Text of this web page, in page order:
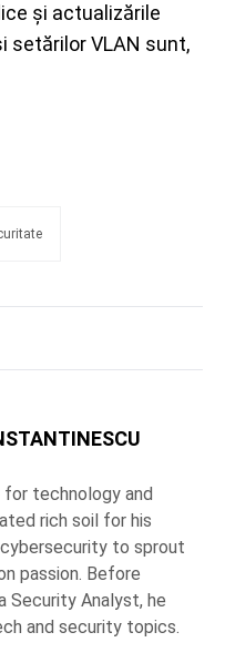
și actualizările
setărilor VLAN sunt,
for technology and
rich soil for his
to sprout
passion. Before
Security Analyst, he
and security topics.